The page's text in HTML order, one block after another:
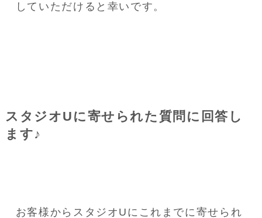
していただけると幸いです。
スタジオUに寄せられた質問に回答し
ます♪
お客様からスタジオUにこれまでに寄せられ